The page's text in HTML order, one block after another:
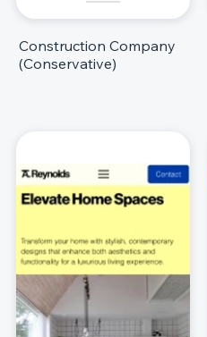
Construction Company
(Conservative)